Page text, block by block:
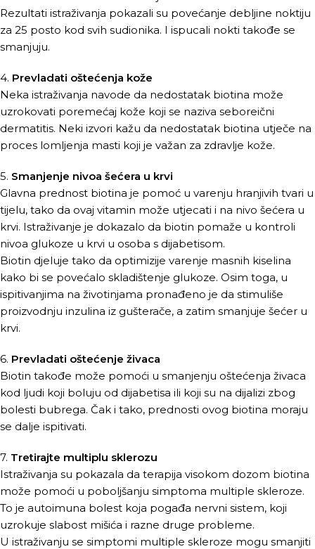
Rezultati istraživanja pokazali su povećanje debljine noktiju
za 25 posto kod svih sudionika. I ispucali nokti takođe se
smanjuju.
4. Prevladati oštećenja kože
Neka istraživanja navode da nedostatak biotina može
uzrokovati poremećaj kože koji se naziva seboreični
dermatitis. Neki izvori kažu da nedostatak biotina utječe na
proces lomljenja masti koji je važan za zdravlje kože.
5. Smanjenje nivoa šećera u krvi
Glavna prednost biotina je pomoć u varenju hranjivih tvari u
tijelu, tako da ovaj vitamin može utjecati i na nivo šećera u
krvi. Istraživanje je dokazalo da biotin pomaže u kontroli
nivoa glukoze u krvi u osoba s dijabetisom.
Biotin djeluje tako da optimizije varenje masnih kiselina
kako bi se povećalo skladištenje glukoze. Osim toga, u
ispitivanjima na životinjama pronađeno je da stimuliše
proizvodnju inzulina iz gušterače, a zatim smanjuje šećer u
krvi.
6. Prevladati oštećenje živaca
Biotin takođe može pomoći u smanjenju oštećenja živaca
kod ljudi koji boluju od dijabetisa ili koji su na dijalizi zbog
bolesti bubrega. Čak i tako, prednosti ovog biotina moraju
se dalje ispitivati.
7. Tretirajte multiplu sklerozu
Istraživanja su pokazala da terapija visokom dozom biotina
može pomoći u poboljšanju simptoma multiple skleroze.
To je autoimuna bolest koja pogađa nervni sistem, koji
uzrokuje slabost mišića i razne druge probleme.
U istraživanju se simptomi multiple skleroze mogu smanjiti